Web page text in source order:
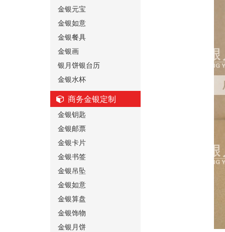
金银元宝
金银如意
金银餐具
金银画
银月饼银台历
金银水杯
商务金银定制
金银钥匙
金银邮票
金银卡片
金银书签
金银吊坠
金银如意
金银算盘
金银饰物
金银月饼